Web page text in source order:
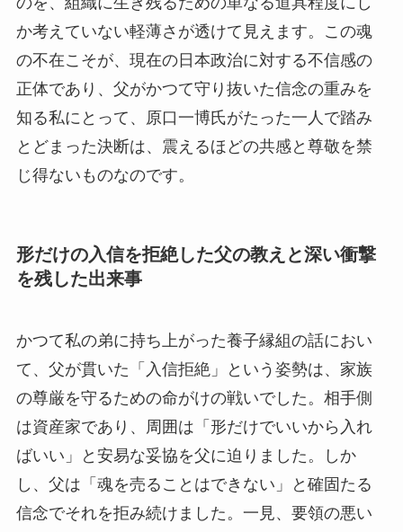
か考えていない軽薄さが透けて見えます。この魂
の不在こそが、現在の日本政治に対する不信感の
正体であり、父がかつて守り抜いた信念の重みを
知る私にとって、原口一博氏がたった一人で踏み
とどまった決断は、震えるほどの共感と尊敬を禁
じ得ないものなのです。
形だけの入信を拒絶した父の教えと深い衝撃
を残した出来事
かつて私の弟に持ち上がった養子縁組の話におい
て、父が貫いた「入信拒絶」という姿勢は、家族
の尊厳を守るための命がけの戦いでした。相手側
は資産家であり、周囲は「形だけでいいから入れ
ばいい」と安易な妥協を父に迫りました。しか
し、父は「魂を売ることはできない」と確固たる
信念でそれを拒み続けました。一見、要領の悪い